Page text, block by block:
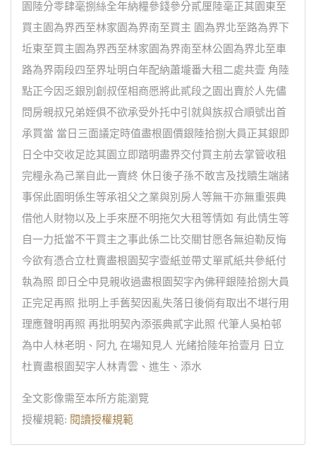
園陸分零肆毫捌絲全年納糧參錢參分貳厘陸毫正其園東至
買主園為界西至林家園為界南至買主 園為界北至路為界下
坵東至買主園為界西至林家園為界南至林公園為界北至車
路為界兩段四至界址明白年配納蕭壠番大租二處共壹 角陸
點正今因乏銀別創叔侄相商愿將此貳段之園出賣於人先儘
問房親叔兄弟姪俱不欲承受外托中引就與族叔合順號出首
承買當 當日三面議定時值盡根園價銀陸拾捌大員正其銀即
日仝中交收足訖其園立即踏明盡界交付買主前去掌管收租
完糧永為己業自此一賣終 休日後子孫不敢言及找贖生端諸
事保此園明係生等承祖父之業與別房人等無干亦無重張典
借他人財物以及上手來歷不明拖欠大租等情如 有此情生等
自一力抵當不干買主之事此係二比交關甘愿各無迫勒反悔
今欲有憑合立杜賣盡根園契字壹紙並帶丈單貳紙共參紙付
執為照 即日仝中見親收過盡根園契字內佛秤銀陸拾捌大員
正完足再照 批明上手舊契因亂失落日後倘有取出不堪行用
理應聲明再照 再批明契內添張典貳字此照 代筆人吳柏邨
為中人林老明、阿九 在場知見人 光緒拾陸年拾壹月 日立
杜賣盡根園契字人林青雲、進生、添水
全文影像需至本所方能瀏覽
授權規範: 閱讀授權規範